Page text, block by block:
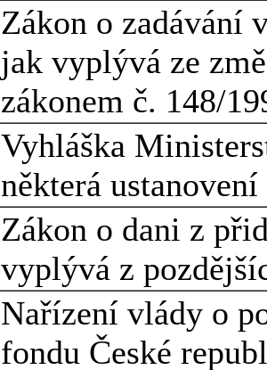
Zákon o zadávání
jak vyplývá ze
zákonem č. 148/
Vyhláška
některá
Zákon o dani z
vyplývá z
Nařízení vlády o
fondu České